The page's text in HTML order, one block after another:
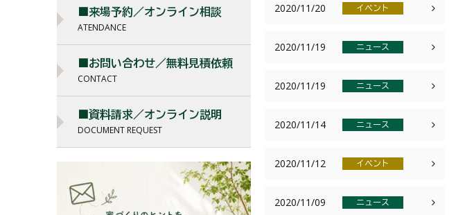
2020/11/20 イベント
2020/11/19 ニュース
2020/11/19 ニュース
2020/11/14 ニュース
2020/11/12 イベント
2020/11/09 ニュース
■来場予約／オンライン相談
ATENDANCE
■お問い合わせ／無料見積依頼
CONTACT
■資料請求／オンライン説明
DOCUMENT REQUEST